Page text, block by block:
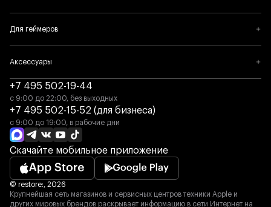
Для геймеров
Аксессуары
Скачайте мобильное приложение
+7 495 502-19-44
с 9:00 до 22:00, без выходных
+7 495 502-15-52 (для бизнеса)
с 9:00 до 19:00, в рабочие дни
© restore:, 2026
Крупнейшая сеть магазинов и сервисных центров техники Apple и
других мировых брендов раскрывает информацию в сети Интернет на